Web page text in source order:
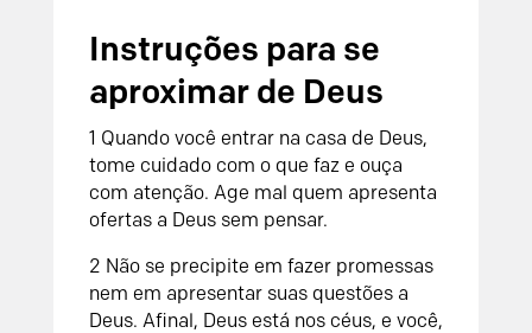
Instruções para se
aproximar de Deus
1 Quando você entrar na casa de Deus,
tome cuidado com o que faz e ouça
com atenção. Age mal quem apresenta
ofertas a Deus sem pensar.
2 Não se precipite em fazer promessas
nem em apresentar suas questões a
Deus. Afinal, Deus está nos céus, e você,